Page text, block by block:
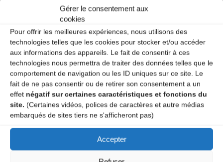
Gérer le consentement aux
cookies
Pour offrir les meilleures expériences, nous utilisons des
technologies telles que les cookies pour stocker et/ou accéder
aux informations des appareils. Le fait de consentir à ces
technologies nous permettra de traiter des données telles que le
comportement de navigation ou les ID uniques sur ce site. Le
fait de ne pas consentir ou de retirer son consentement a un
effet négatif sur certaines caractéristiques et fonctions du
site. (Certaines vidéos, polices de caractères et autre médias
embarqués de sites tiers ne s'afficheront pas)
Accepter
www.facebook.com/ieo.auvernhe.rose.aups
www.lexcentrale.com
Catégories
Agenda
Puy-de-Dôme agenda
Spectacle « Du rififi dans les lentilles ! »